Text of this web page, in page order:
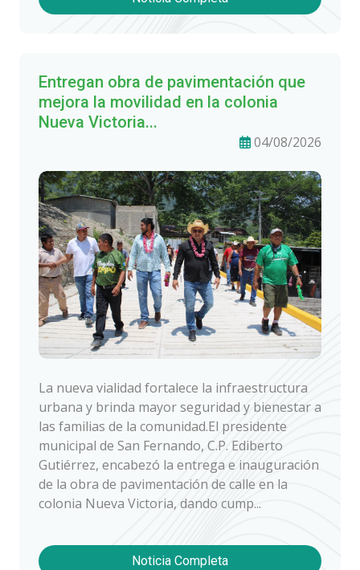
Entregan obra de pavimentación que
mejora la movilidad en la colonia
Nueva Victoria...
04/08/2026
La nueva vialidad fortalece la infraestructura
urbana y brinda mayor seguridad y bienestar a
las familias de la comunidad.El presidente
municipal de San Fernando, C.P. Ediberto
Gutiérrez, encabezó la entrega e inauguración
de la obra de pavimentación de calle en la
colonia Nueva Victoria, dando cump...
Noticia Completa